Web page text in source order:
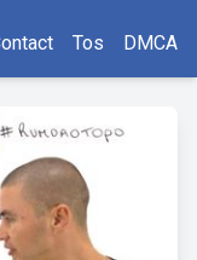
Tos DMCA